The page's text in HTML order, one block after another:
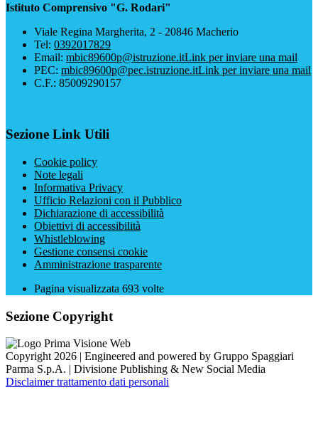
Istituto Comprensivo "G. Rodari"
Viale Regina Margherita, 2 - 20846 Macherio
Tel: 0392017829
Email: mbic89600p@istruzione.itLink per inviare una mail
PEC: mbic89600p@pec.istruzione.itLink per inviare una mail
C.F.: 85009290157
Sezione Link Utili
Cookie policy
Note legali
Informativa Privacy
Ufficio Relazioni con il Pubblico
Dichiarazione di accessibilità
Obiettivi di accessibilità
Whistleblowing
Gestione consensi cookie
Amministrazione trasparente
Pagina visualizzata 693 volte
Sezione Copyright
Copyright 2026 | Engineered and powered by Gruppo Spaggiari
Parma S.p.A. | Divisione Publishing & New Social Media
Disclaimer trattamento dati personali